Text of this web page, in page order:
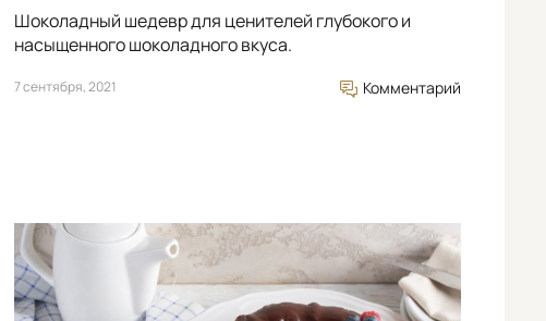
Шоколадный шедевр для ценителей глубокого и
насыщенного шоколадного вкуса.
7 сентября, 2021 Комментарий